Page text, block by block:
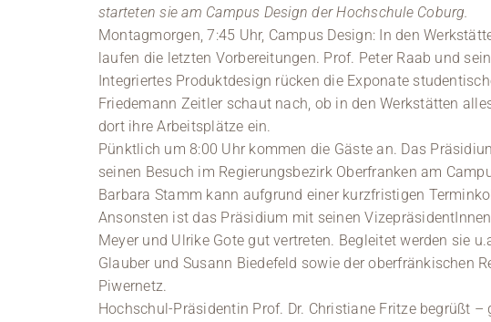
starteten sie am Campus Design der Hochschule Coburg.
Montagmorgen, 7:45 Uhr, Campus Design: In den
laufen die letzten Vorbereitungen. Prof. Peter Raab und
Integriertes Produktdesign rücken die Exponate
Friedemann Zeitler schaut nach, ob in den Werkstätten
dort ihre Arbeitsplätze ein.
Pünktlich um 8:00 Uhr kommen die Gäste an. Das
seinen Besuch im Regierungsbezirk Oberfranken am
Barbara Stamm kann aufgrund einer kurzfristigen
Ansonsten ist das Präsidium mit seinen
Meyer und Ulrike Gote gut vertreten. Begleitet werden sie
Glauber und Susann Biedefeld sowie der oberfränkischen
Piwernetz.
Hochschul-Präsidentin Prof. Dr. Christiane Fritze begrüßt